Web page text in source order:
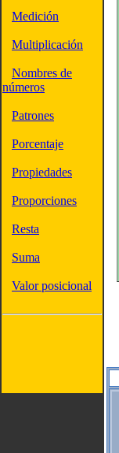
Medición
Multiplicación
Nombres de
números
Patrones
Porcentaje
Propiedades
Proporciones
Resta
Suma
Valor posicional